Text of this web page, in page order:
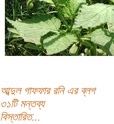
আব্দুল গাফফার রনি এর ব্লগ
৩১টি মন্তব্য
বিস্তারিত...